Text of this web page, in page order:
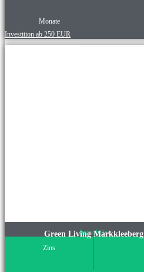
Monate
Investition ab 250 EUR
Immobilie
Green Living Markkleeberg
Zins